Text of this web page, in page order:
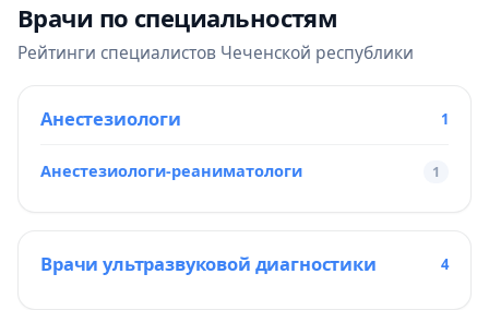
Врачи по специальностям
Рейтинги специалистов Чеченской республики
Анестезиологи 1
Анестезиологи-реаниматологи 1
Врачи ультразвуковой диагностики 4